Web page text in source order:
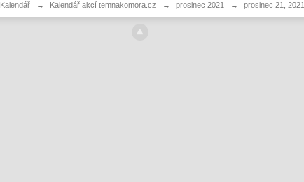
Kalendář → Kalendář akcí temnakomora.cz → prosinec 2021 → prosinec 21, 2021